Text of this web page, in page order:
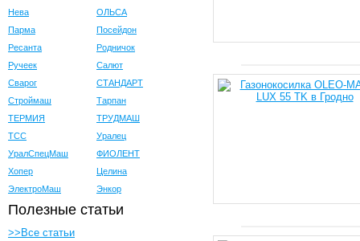
Нева
ОЛЬСА
Парма
Посейдон
Ресанта
Родничок
Ручеек
Салют
Сварог
СТАНДАРТ
Строймаш
Тарпан
ТЕРМИЯ
ТРУДМАШ
ТСС
Уралец
УралСпецМаш
ФИОЛЕНТ
Хопер
Целина
ЭлектроМаш
Энкор
Полезные статьи
>>Все статьи